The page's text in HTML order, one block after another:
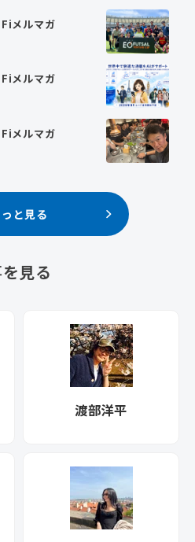
メルマガ
メルマガ
メルマガ
と見る
見る
渡部洋平